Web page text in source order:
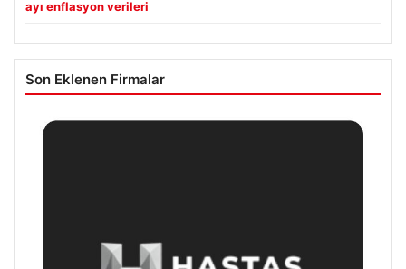
ayı enflasyon verileri
Son Eklenen Firmalar